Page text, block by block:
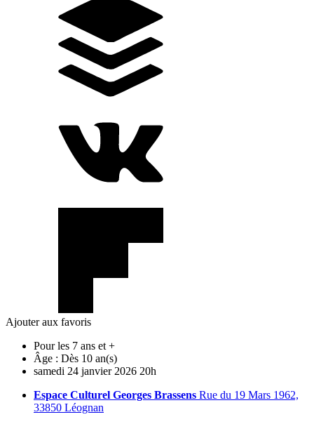
Ajouter aux favoris
Pour les 7 ans et +
Âge : Dès 10 an(s)
samedi 24 janvier 2026 20h
Espace Culturel Georges Brassens Rue du 19 Mars 1962,
33850 Léognan